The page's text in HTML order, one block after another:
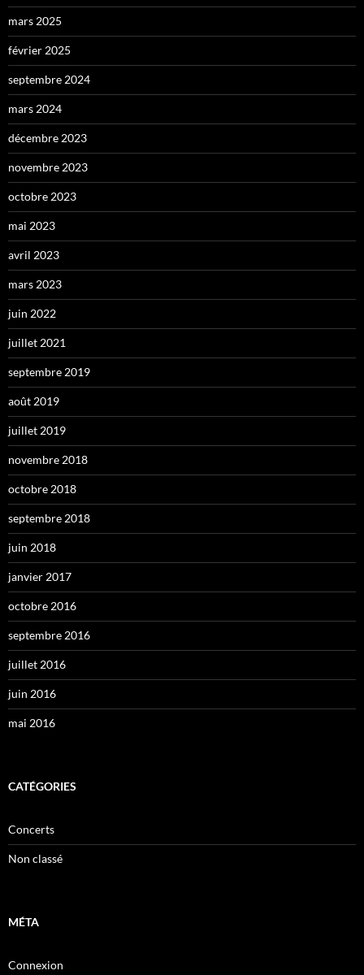
mars 2025
février 2025
septembre 2024
mars 2024
décembre 2023
novembre 2023
octobre 2023
mai 2023
avril 2023
mars 2023
juin 2022
juillet 2021
septembre 2019
août 2019
juillet 2019
novembre 2018
octobre 2018
septembre 2018
juin 2018
janvier 2017
octobre 2016
septembre 2016
juillet 2016
juin 2016
mai 2016
CATÉGORIES
Concerts
Non classé
MÉTA
Connexion